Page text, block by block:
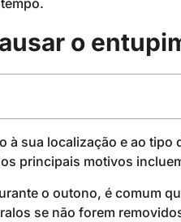
o
à sua localização e ao
principais motivos
o outono, é comum
se não forem